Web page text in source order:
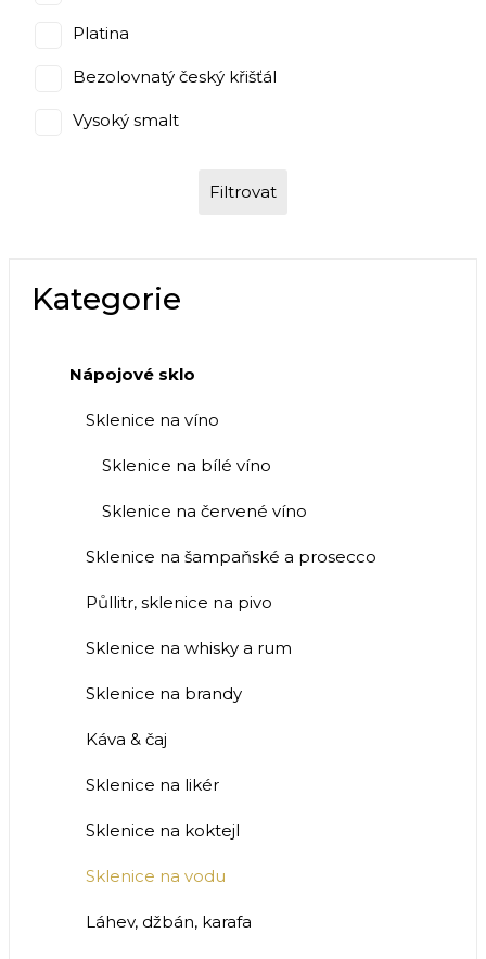
Platina
Bezolovnatý český křišťál
Vysoký smalt
Filtrovat
Kategorie
Nápojové sklo
Sklenice na víno
Sklenice na bílé víno
Sklenice na červené víno
Sklenice na šampaňské a prosecco
Půllitr, sklenice na pivo
Sklenice na whisky a rum
Sklenice na brandy
Káva & čaj
Sklenice na likér
Sklenice na koktejl
Sklenice na vodu
Láhev, džbán, karafa